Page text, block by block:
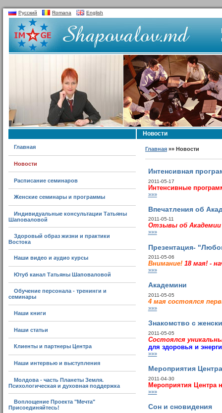
Русский Romana English
Главная
Новости
Расписание семинаров
Женские семинары и программы
Индивидуальные консультации Татьяны
Шаповаловой
Здоровый образ жизни и практики
Востока
Наши видео и аудио курсы
Ютуб канал Татьяны Шаповаловой
Обучение персонала - тренинги и
семинары
Наши книги
Наши статьи
Клиенты и партнеры Центра
Наши интервью и выступления
Молдова - часть Планеты Земля.
Психологическая и духовная поддержка
Воплощение Проекта "Мечта"
Присоединяйтесь!
Новости
Главная »» Новости
Интенсивная
2011-05-17
Интенсивные
»»»
Впечатления об
2011-05-11
Отзывы об Академии
»»»
Презентация-
2011-05-06
Внимание!18 мая! -
»»»
Академини
2011-05-05
4 мая состоялся
»»»
Знакомство с
2011-05-05
Состоялся у
для здоровья и
»»»
Мероприятия
2011-04-30
Мероприятия Центра
»»»
Сон и сновидения